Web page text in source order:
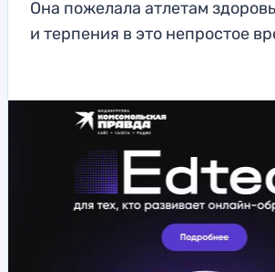
Она пожелала атлетам
и терпения в это непростое